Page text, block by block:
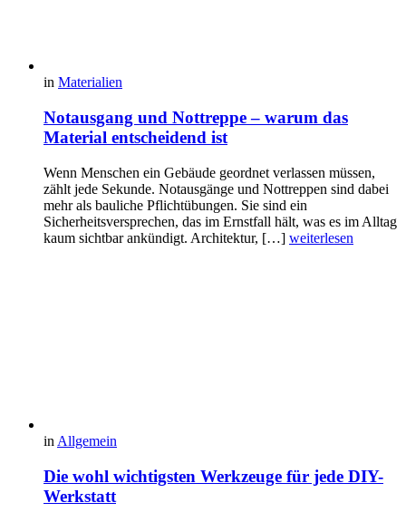
in Materialien
Notausgang und Nottreppe – warum das
Material entscheidend ist
Wenn Menschen ein Gebäude geordnet verlassen müssen,
zählt jede Sekunde. Notausgänge und Nottreppen sind dabei
mehr als bauliche Pflichtübungen. Sie sind ein
Sicherheitsversprechen, das im Ernstfall hält, was es im Alltag
kaum sichtbar ankündigt. Architektur, […] weiterlesen
in Allgemein
Die wohl wichtigsten Werkzeuge für jede DIY-
Werkstatt